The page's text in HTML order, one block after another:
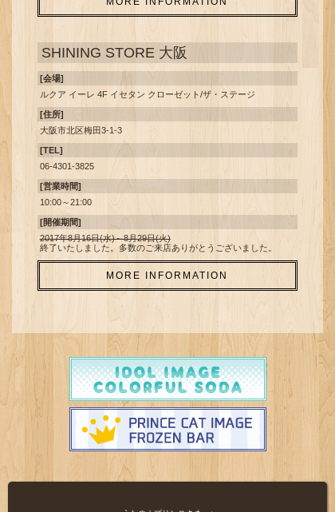
『TOPICS』SHINING STORE大阪 販売価格の誤りに関するお詫
『SHOPGUIDE』SHINING STORE 大阪 「8月21日（月）～25日
（金）のご入場方法について」を更新いたしました
2017.08.10
TOPICS 』アクリルキーホルダー 発売日延期のお知らせとお詫び
『SHOPGUIDE』SHINING STORE 大阪 「8月16日（水）～20日
（日）のご入場方法について」「お買物についてのお願い」を更新い
たしました
2017.08.08
TOPICS』SHINING STORE名古屋「ピヨちゃん」の登壇場所が
変更になりました
2017.08.04
『ITEM』商品情報 第5弾公開！
2017.08.03
TOPICS 』「ピヨちゃん」がSHINING STORE名古屋にやってき
ます♪
2017.07.31
』｢IDOL IMAGE COLORFUL SODA｣｢PRINCE CAT
IMAGE FROZEN BAR｣アレルギー成分の表示漏れについてのお詫び
とお知らせ
『ITEM
』商品情報 第4弾・大阪取扱商品情報公開！
SHOPGUIDE』SHINING STORE 原宿 事前抽選・整理券配布情報
』SHINING STORE 名古屋ご入場方法更新！
SHINING STORE 大阪
[会場]
ルクア イーレ 4F イセタン クローゼット/ザ・ステージ
[住所]
大阪市北区梅田3-1-3
[TEL]
06-4301-3825
[営業時間]
10:00～21:00
[開催期間]
2017年8月16日(水)～8月29日(火)
終了いたしました。多数のご来店ありがとうございました。
MORE INFORMATION